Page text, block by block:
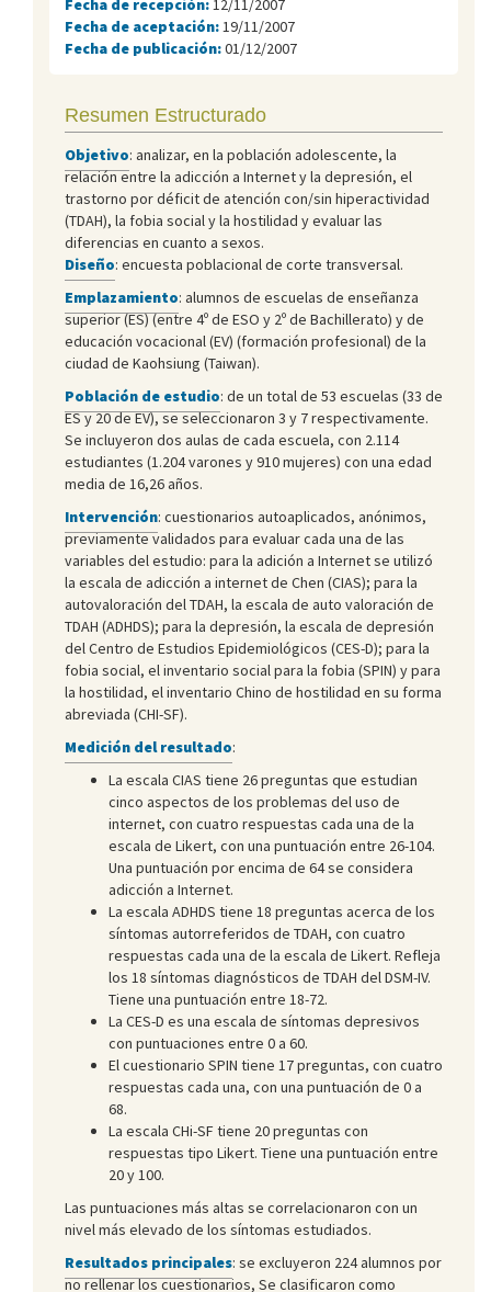
Fecha de aceptación: 19/11/2007
Fecha de publicación:01/12/2007
Resumen Estructurado
Objetivo: analizar, en la población adolescente, la
relación entre la adicción a Internet y la depresión, el
trastorno por déficit de atención con/sin hiperactividad
(TDAH), la fobia social y la hostilidad y evaluar las
diferencias en cuanto a sexos.
Diseño: encuesta poblacional de corte transversal.
Emplazamiento: alumnos de escuelas de enseñanza
superior (ES) (entre 4º de ESO y 2º de Bachillerato) y de
educación vocacional (EV) (formación profesional) de la
ciudad de Kaohsiung (Taiwan).
Población de estudio: de un total de 53 escuelas (33 de
ES y 20 de EV), se seleccionaron 3 y 7 respectivamente.
Se incluyeron dos aulas de cada escuela, con 2.114
estudiantes (1.204 varones y 910 mujeres) con una edad
media de 16,26 años.
Intervención: cuestionarios autoaplicados, anónimos,
previamente validados para evaluar cada una de las
variables del estudio: para la adición a Internet se utilizó
la escala de adicción a internet de Chen (CIAS); para la
autovaloración del TDAH, la escala de auto valoración de
TDAH (ADHDS); para la depresión, la escala de depresión
del Centro de Estudios Epidemiológicos (CES-D); para la
fobia social, el inventario social para la fobia (SPIN) y para
la hostilidad, el inventario Chino de hostilidad en su forma
abreviada (CHI-SF).
Medición del resultado:
La escala CIAS tiene 26 preguntas que estudian
cinco aspectos de los problemas del uso de
internet, con cuatro respuestas cada una de la
escala de Likert, con una puntuación entre 26-104.
Una puntuación por encima de 64 se considera
adicción a Internet.
La escala ADHDS tiene 18 preguntas acerca de los
síntomas autorreferidos de TDAH, con cuatro
respuestas cada una de la escala de Likert. Refleja
los 18 síntomas diagnósticos de TDAH del DSM-IV.
Tiene una puntuación entre 18-72.
La CES-D es una escala de síntomas depresivos
con puntuaciones entre 0 a 60.
El cuestionario SPIN tiene 17 preguntas, con cuatro
respuestas cada una, con una puntuación de 0 a
68.
La escala CHi-SF tiene 20 preguntas con
respuestas tipo Likert. Tiene una puntuación entre
20 y 100.
Las puntuaciones más altas se correlacionaron con un
nivel más elevado de los síntomas estudiados.
Resultados principales: se excluyeron 224 alumnos por
no rellenar los cuestionarios, Se clasificaron como